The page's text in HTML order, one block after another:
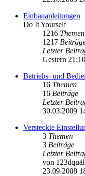
Einbauanleitungen
Do It Yourself
1216 Themen
1217
Letzter
Gestern 21:10
Betriebs- und
16 Themen
16 Beiträge
Letzter
30.03.2009
Versteckte
3 Themen
3 Beiträge
Letzter
von
23.09.2008